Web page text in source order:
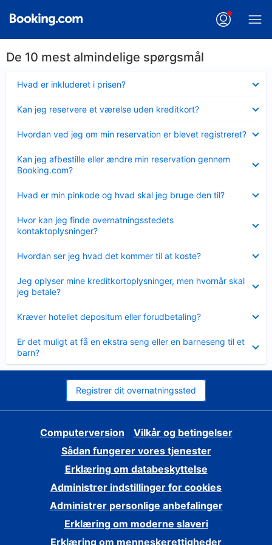
De 10 mest almindelige spørgsmål
Hvad er inkluderet i prisen?
Kan jeg reservere et værelse uden kreditkort?
Hvordan ved jeg om min reservation er blevet registreret?
Kan jeg afbestille eller ændre min reservation gennem
Booking.com?
Hvad er min pinkode og hvad skal jeg bruge den til?
Hvor kan jeg finde overnatningsstedets
kontaktoplysninger?
Hvordan ser jeg hvad det kommer til at koste?
Jeg oplyser mine kreditkortoplysninger, men hvornår skal
jeg betale?
Kræver hotellet depositum eller forudbetaling?
Er det muligt at få en ekstra seng eller en barneseng til et
barn?
Registrer dit overnatningssted
Computerversion
Vilkår og betingelser
Sådan fungerer vores tjenester
Erklæring om databeskyttelse
Administrer indstillinger for cookies
Administrer personlige anbefalinger
Erklæring om moderne slaveri
Erklæring om menneskerettigheder